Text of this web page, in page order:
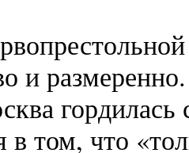
и
в том, что